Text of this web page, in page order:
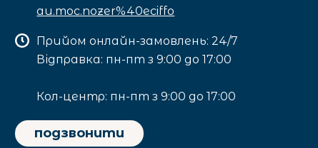
au.moc.nozer%40eciffo
Прийом онлайн-замовлень: 24/7
Відправка: пн-пт з 9:00 до 17:00
Кол-центр: пн-пт з 9:00 до 17:00
подзвонити